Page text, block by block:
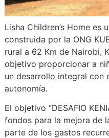
Lisha Children’s Home es
construida por la ONG
rural a 62 Km de Nairobi,
objetivo proporcionar a
un desarrollo integral con
autonomía.
El objetivo “DESAFIO
fondos para la mejora de
parte de los gastos